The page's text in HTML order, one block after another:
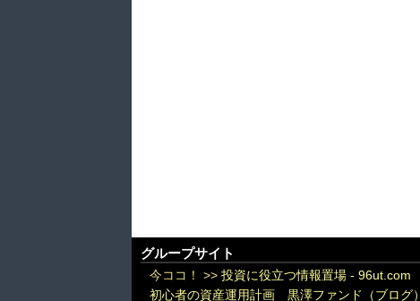
グループサイト
今ココ！ >> 投資に役立つ情報置場 - 96ut.com
初心者の資産運用計画 黒澤ファンド（ブログ）